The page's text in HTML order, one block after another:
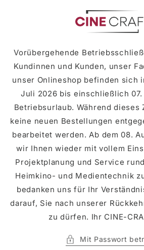
Vorübergehende
Kundinnen und Kunden, unser
unser Onlineshop befinden sich
Juli 2026 bis einschließlich 07.
Betriebsurlaub. Während dieses
keine neuen Bestellungen
bearbeitet werden. Ab dem 08.
wir Ihnen wieder mit vollem
Projektplanung und Service
Heimkino- und Medientechnik
bedanken uns für Ihr
darauf, Sie nach unserer
zu dürfen. Ihr CINE-
Mit Passwort